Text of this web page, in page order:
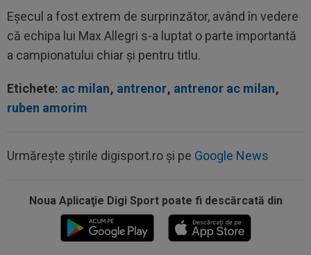
Eșecul a fost extrem de surprinzător, având în vedere
că echipa lui Max Allegri s-a luptat o parte importantă
a campionatului chiar și pentru titlu.
Etichete: ac milan, antrenor, antrenor ac milan,
ruben amorim
Urmărește știrile digisport.ro și pe Google News
Noua Aplicaţie Digi Sport poate fi descărcată din
11:33 FOTO
Pedri s-a ținut de promisiune: doar
Lamine Yamal a mai rămas
Marius Șumudică îl vrea pe Denis Drăguș la